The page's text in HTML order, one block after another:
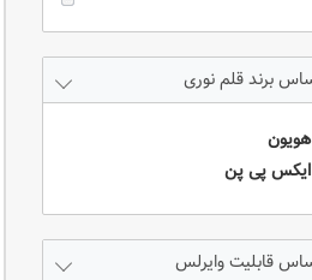
برند قلم نوری
هویون
ایکس پی پن
قابلیت وایرلس